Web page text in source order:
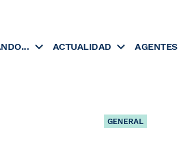
ACTUALIDAD AGENTES
GENERAL